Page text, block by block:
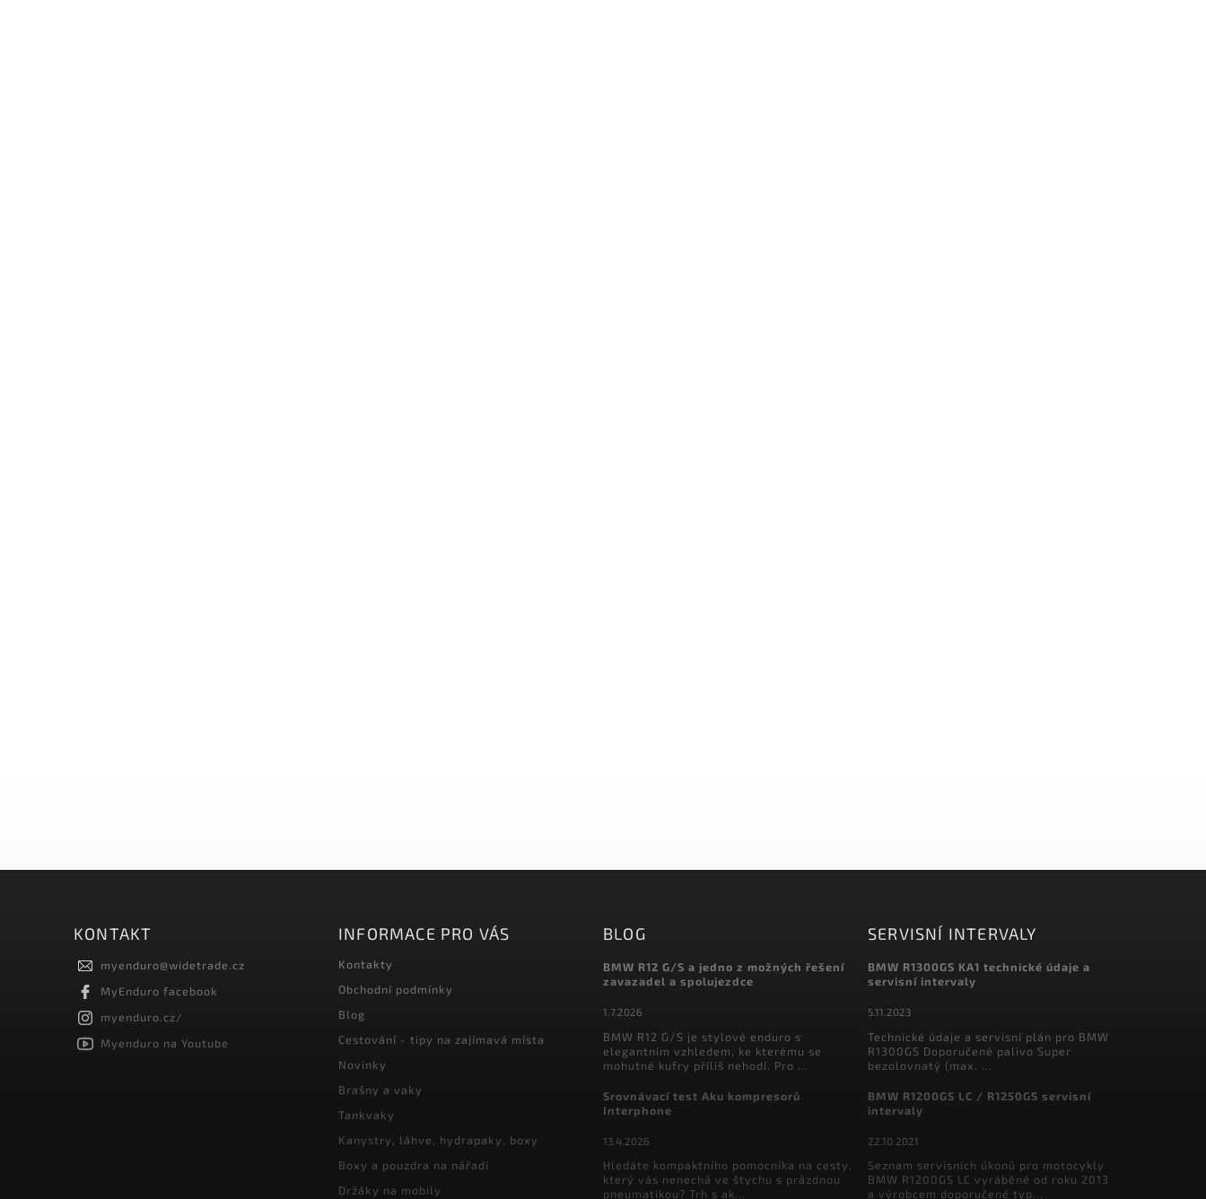
KONTAKT
myenduro@widetrade.cz
MyEnduro facebook
myenduro.cz/
Myenduro na Youtube
INFORMACE PRO VÁS
Kontakty
Obchodní podmínky
Blog
Cestování - tipy na zajímavá místa
Novinky
Brašny a vaky
Tankvaky
Kanystry, láhve, hydrapaky, boxy
Boxy a pouzdra na nářadí
Držáky na mobily
BLOG
BMW R12 G/S a jedno z možných řešení
zavazadel a spolujezdce
1.7.2026
BMW R12 G/S je stylové enduro s
elegantním vzhledem, ke kterému se
mohutné kufry příliš nehodí. Pro ...
Srovnávací test Aku kompresorů
Interphone
13.4.2026
Hledáte kompaktního pomocníka na cesty,
který vás nenechá ve štychu s prázdnou
pneumatikou? Trh s ak...
SERVISNÍ INTERVALY
BMW R1300GS KA1 technické údaje a
servisní intervaly
5.11.2023
Technické údaje a servisní plán pro BMW
R1300GS Doporučené palivo Super
bezolovnatý (max. ...
BMW R1200GS LC / R1250GS servisní
intervaly
22.10.2021
Seznam servisních úkonů pro motocykly
BMW R1200GS LC vyráběné od roku 2013
a výrobcem doporučené typ...